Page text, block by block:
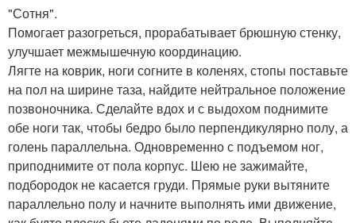
"Сотня".
Помогает разогреться, прорабатывает брюшную стенку,
улучшает межмышечную координацию.
Лягте на коврик, ноги согните в коленях, стопы поставьте
на пол на ширине таза, найдите нейтральное положение
позвоночника. Сделайте вдох и с выдохом поднимите
обе ноги так, чтобы бедро было перпендикулярно полу, а
голень параллельна. Одновременно с подъемом ног,
приподнимите от пола корпус. Шею не зажимайте,
подбородок не касается груди. Прямые руки вытяните
параллельно полу и начните выполнять ими движение,